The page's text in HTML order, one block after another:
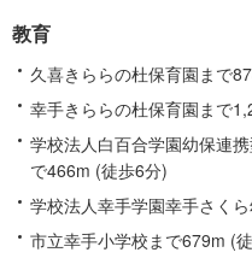
教育
久喜きららの杜保育園まで
幸手きららの杜保育園まで
学校法人白百合学園幼保連
で466m (徒歩6分)
学校法人幸手学園幸手さく
市立幸手小学校まで679m (